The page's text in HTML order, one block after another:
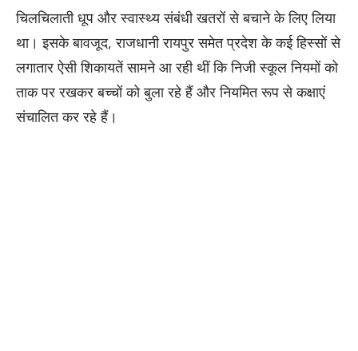
चिलचिलाती धूप और स्वास्थ्य संबंधी खतरों से बचाने के लिए लिया
था। इसके बावजूद, राजधानी रायपुर समेत प्रदेश के कई हिस्सों से
लगातार ऐसी शिकायतें सामने आ रही थीं कि निजी स्कूल नियमों को
ताक पर रखकर बच्चों को बुला रहे हैं और नियमित रूप से कक्षाएं
संचालित कर रहे हैं।